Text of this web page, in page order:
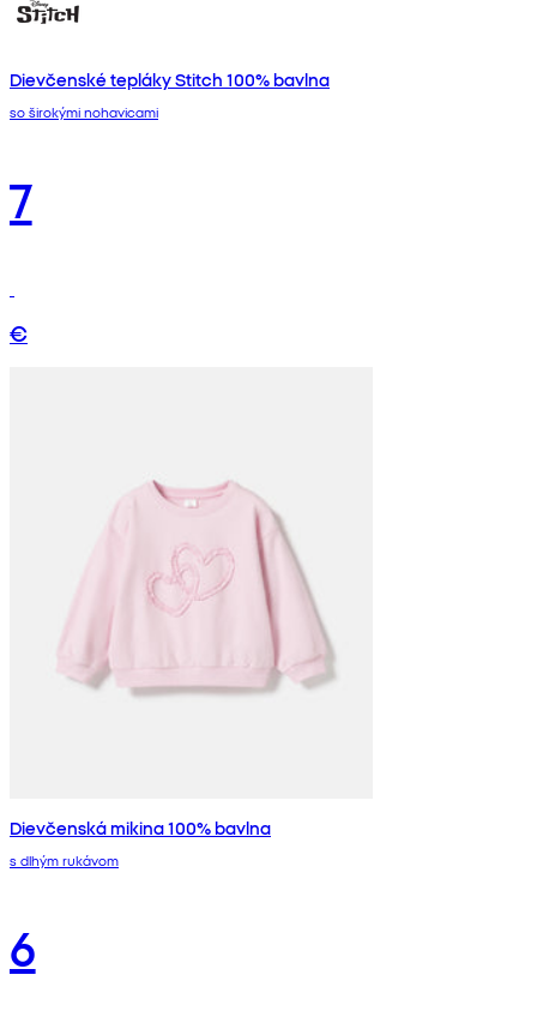
Dievčenské tepláky Stitch 100% bavlna
so širokými nohavicami
7
€
Dievčenská mikina 100% bavlna
s dlhým rukávom
6